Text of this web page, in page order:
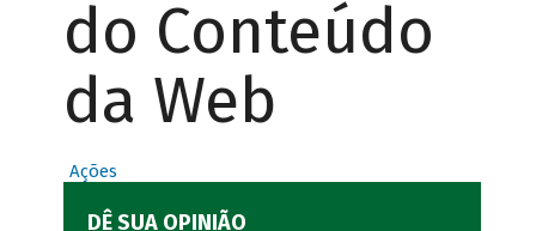
do Conteúdo
da Web
Ações
DÊ SUA OPINIÃO